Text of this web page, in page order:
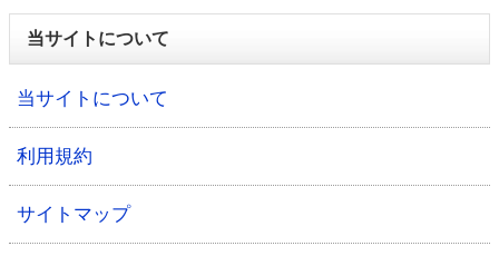
当サイトについて
当サイトについて
利用規約
サイトマップ